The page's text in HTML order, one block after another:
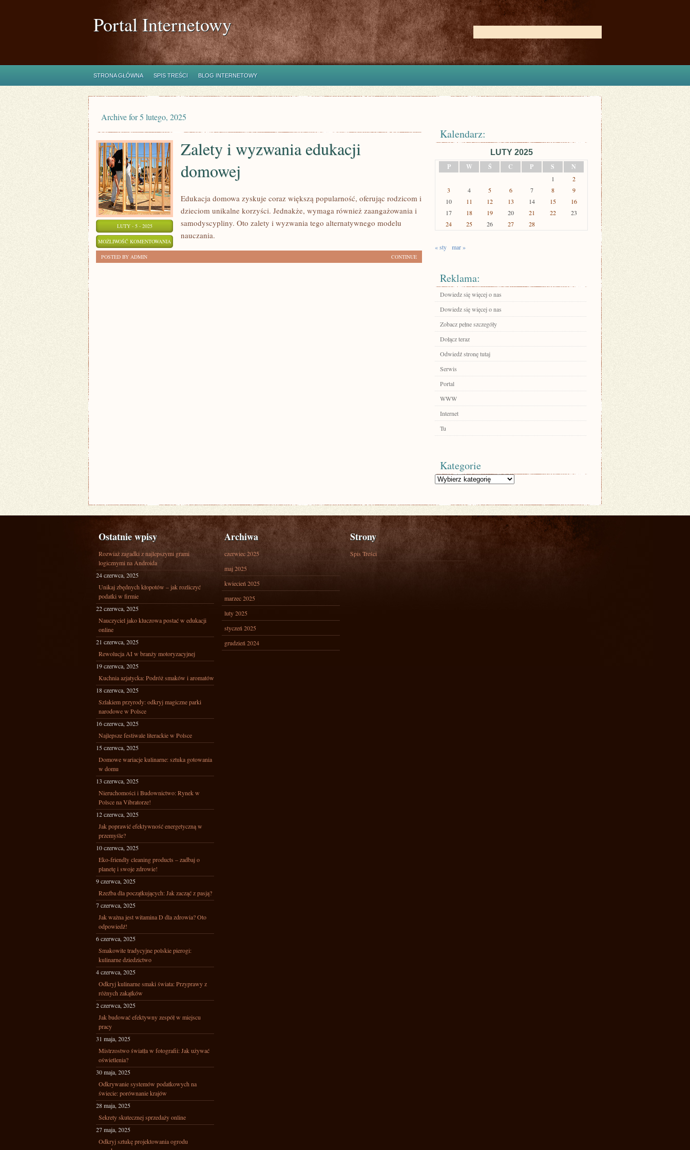
Portal Internetowy
STRONA GŁÓWNA SPIS TREŚCI BLOG INTERNETOWY
Archive for 5 lutego, 2025
LUTY - 5 - 2025
MOŻLIWOŚĆ KOMENTOWANIA
ZOSTAŁA WYŁĄCZONA
Zalety i wyzwania edukacji
domowej
Edukacja domowa zyskuje coraz większą popularność, oferując rodzicom i
dzieciom unikalne korzyści. Jednakże, wymaga również zaangażowania i
samodyscypliny. Oto zalety i wyzwania tego alternatywnego modelu
nauczania.
CONTINUE
POSTED BY ADMIN
Kalendarz:
LUTY 2025
P
W Ś C P S N
1
2
3
4 5 6 7 8
9
10
11 12 13 14 15
16
17
18 19 20 21 22
23
24
25 26 27 28
« sty mar »
Reklama:
Dowiedz się więcej o nas
Dowiedz się więcej o nas
Zobacz pełne szczegóły
Dołącz teraz
Odwiedź stronę tutaj
Serwis
Portal
WWW
Internet
Tu
Kategorie
Kategorie
Ostatnie wpisy
Rozwiaż zagadki z najlepszymi grami
logicznymi na Androida
24 czerwca, 2025
Unikaj zbędnych kłopotów – jak rozliczyć
podatki w firmie
22 czerwca, 2025
Nauczyciel jako kluczowa postać w edukacji
online
21 czerwca, 2025
Rewolucja AI w branży motoryzacyjnej
19 czerwca, 2025
Kuchnia azjatycka: Podróż smaków i aromatów
18 czerwca, 2025
Szlakiem przyrody: odkryj magiczne parki
narodowe w Polsce
16 czerwca, 2025
Najlepsze festiwale literackie w Polsce
15 czerwca, 2025
Domowe wariacje kulinarne: sztuka gotowania
w domu
13 czerwca, 2025
Nieruchomości i Budownictwo: Rynek w
Polsce na Vibratorze!
12 czerwca, 2025
Jak poprawić efektywność energetyczną w
przemyśle?
10 czerwca, 2025
Eko-friendly cleaning products – zadbaj o
planetę i swoje zdrowie!
9 czerwca, 2025
Rzeźba dla początkujących: Jak zacząć z pasją?
7 czerwca, 2025
Jak ważna jest witamina D dla zdrowia? Oto
odpowiedź!
6 czerwca, 2025
Smakowite tradycyjne polskie pierogi:
kulinarne dziedzictwo
4 czerwca, 2025
Odkryj kulinarne smaki świata: Przyprawy z
różnych zakątków
2 czerwca, 2025
Jak budować efektywny zespół w miejscu
pracy
31 maja, 2025
Mistrzostwo światła w fotografii: Jak używać
oświetlenia?
30 maja, 2025
Odkrywanie systemów podatkowych na
świecie: porównanie krajów
28 maja, 2025
Sekrety skutecznej sprzedaży online
27 maja, 2025
Odkryj sztukę projektowania ogrodu
Archiwa
czerwiec 2025
maj 2025
kwiecień 2025
marzec 2025
luty 2025
styczeń 2025
grudzień 2024
Strony
Spis Treści